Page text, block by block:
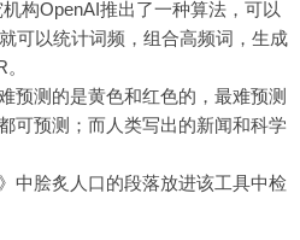
构OpenAI推出了一种算法，可以
可以统计词频，组合高频词，生成
预测的是黄色和红色的，最难预测
可预测；而人类写出的新闻和科学
中脍炙人口的段落放进该工具中检